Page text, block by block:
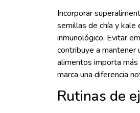
Incorporar
semillas de chía y
inmunológico. Evitar
contribuye a mantener
alimentos importa
marca una diferencia
Rutinas de